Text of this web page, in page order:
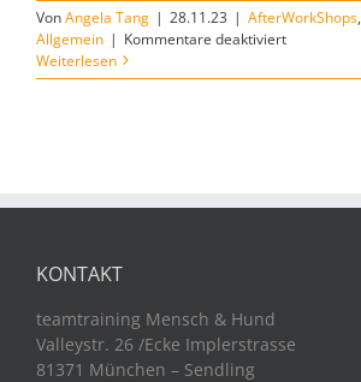
VonAngela Tang | 28.11.23 | AfterWorkShops,
Allgemein | Kommentare deaktiviertfür
/
Weiterlesen
KONTAKT
teamtraining Mensch & Hund
Valleystr. 26 /Ecke Implerstrasse
81371 München – Sendling